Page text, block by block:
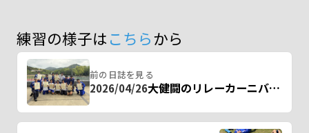
練習の様子はこちらから
前の日誌を見る
2026/04/26 大健闘のリレーカーニバル!!